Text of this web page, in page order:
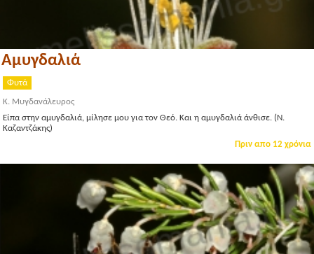
Αμυγδαλιά
Φυτά
Κ. Μυγδανάλευρος
Είπα στην αμυγδαλιά, μίλησε μου για τον Θεό. Και η αμυγδαλιά άνθισε. (Ν.
Καζαντζάκης)
Πριν απο 12 χρόνια